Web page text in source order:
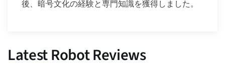
後、暗号文化の経験と専門知識を獲得しました。
Latest Robot Reviews